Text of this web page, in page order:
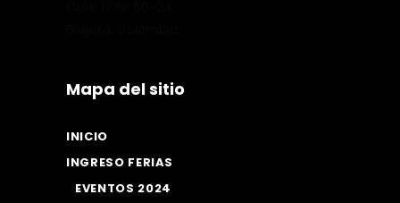
Mapa del sitio
INICIO
INGRESO FERIAS
EVENTOS 2024